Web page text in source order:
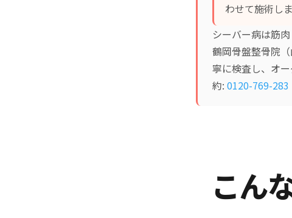
わせて施術し
シーバー病は筋
鶴岡骨盤整骨院
寧に検査し、オ
約: 0120-769-283
こん